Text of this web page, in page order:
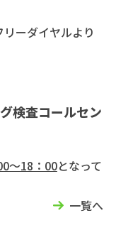
ーダイヤルより
検査コールセン
～18：00となって
一覧へ